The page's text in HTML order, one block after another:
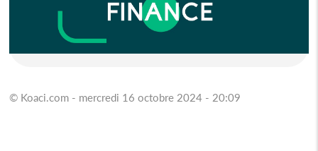
© Koaci.com - mercredi 16 octobre 2024 - 20:09